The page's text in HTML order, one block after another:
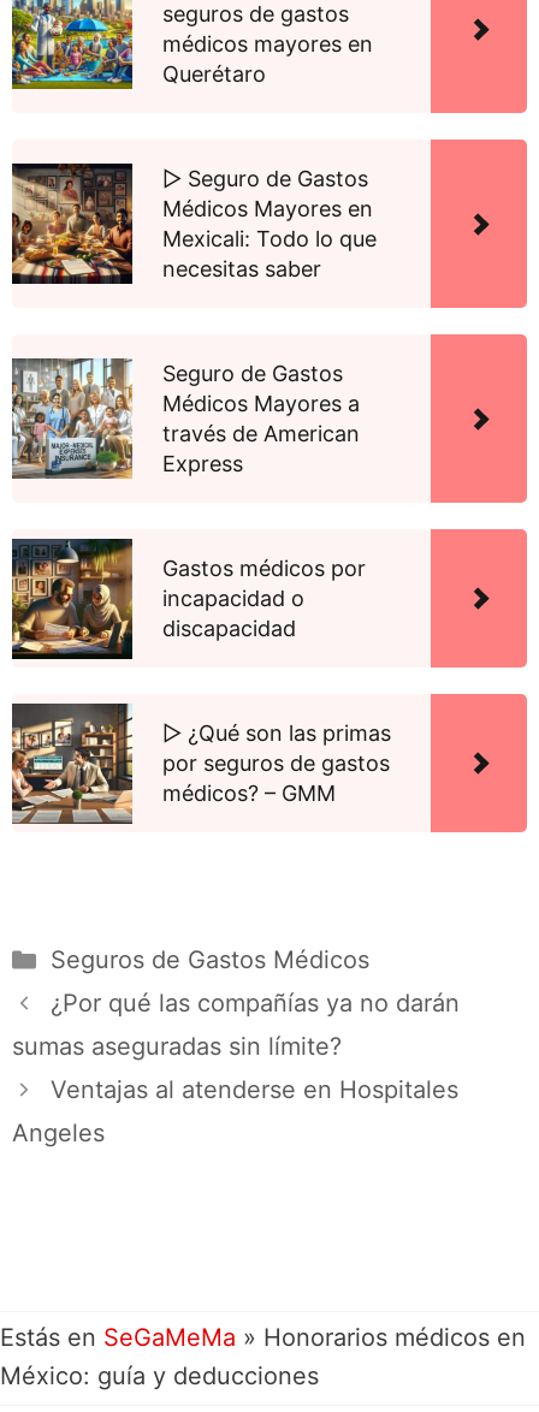
seguros de gastos
médicos mayores en
Querétaro
▷ Seguro de Gastos
Médicos Mayores en
Mexicali: Todo lo que
necesitas saber
Seguro de Gastos
Médicos Mayores a
través de American
Express
Gastos médicos por
incapacidad o
discapacidad
▷ ¿Qué son las primas
por seguros de gastos
médicos? – GMM
Seguros de Gastos Médicos
¿Por qué las compañías ya no darán
sumas aseguradas sin límite?
Ventajas al atenderse en Hospitales
Angeles
Estás en SeGaMeMa » Honorarios médicos en
México: guía y deducciones